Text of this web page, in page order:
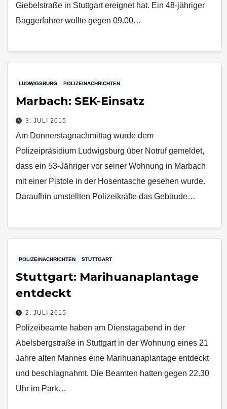
Giebelstraße in Stuttgart ereignet hat. Ein 48-jähriger
Baggerfahrer wollte gegen 09.00…
LUDWIGSBURG POLIZEINACHRICHTEN
Marbach: SEK-Einsatz
3. JULI 2015
Am Donnerstagnachmittag wurde dem
Polizeipräsidium Ludwigsburg über Notruf gemeldet,
dass ein 53-Jähriger vor seiner Wohnung in Marbach
mit einer Pistole in der Hosentasche gesehen wurde.
Daraufhin umstellten Polizeikräfte das Gebäude…
POLIZEINACHRICHTEN STUTTGART
Stuttgart: Marihuanaplantage
entdeckt
2. JULI 2015
Polizeibeamte haben am Dienstagabend in der
Abelsbergstraße in Stuttgart in der Wohnung eines 21
Jahre alten Mannes eine Marihuanaplantage entdeckt
und beschlagnahmt. Die Beamten hatten gegen 22.30
Uhr im Park…